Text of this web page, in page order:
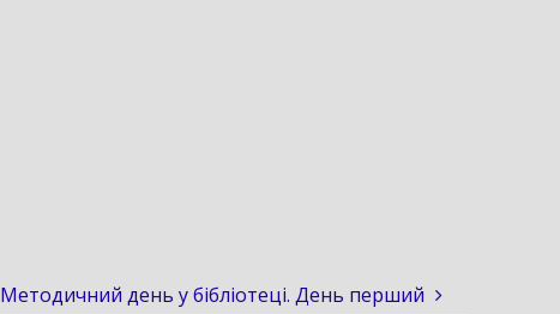
Методичний день у бібліотеці. День перший